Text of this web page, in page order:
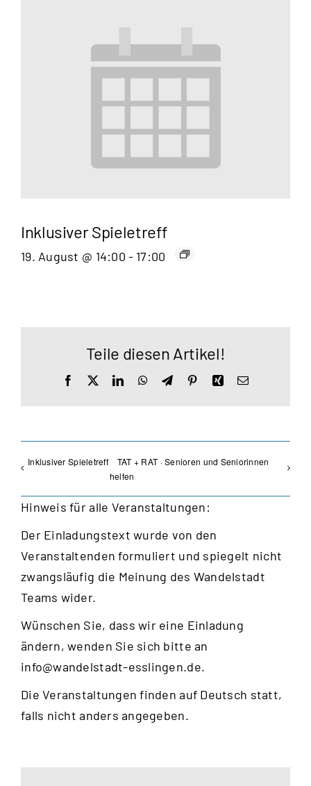
Inklusiver Spieletreff
19. August @ 14:00 - 17:00
Teile diesen Artikel!
Facebook LinkedInWhatsApp
TelegramPinterestXingE-
Inklusiver Spieletreff
TAT + RAT · Senioren und Seniorinnen
helfen
Hinweis für alle Veranstaltungen:
Der Einladungstext wurde von den
Veranstaltenden formuliert und spiegelt nicht
zwangsläufig die Meinung des Wandelstadt
Teams wider.
Wünschen Sie, dass wir eine Einladung
ändern, wenden Sie sich bitte an
info@wandelstadt-esslingen.de.
Die Veranstaltungen finden auf Deutsch statt,
falls nicht anders angegeben.